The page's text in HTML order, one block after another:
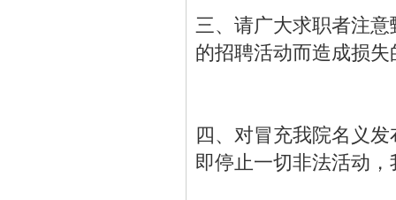
三、请广大求职者注
的招聘活动而造成损
四、对冒充我院名义
即停止一切非法活动